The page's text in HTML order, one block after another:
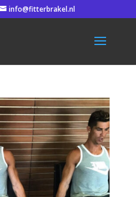
info@fitterbrakel.nl